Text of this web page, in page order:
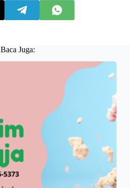
Baca Juga: